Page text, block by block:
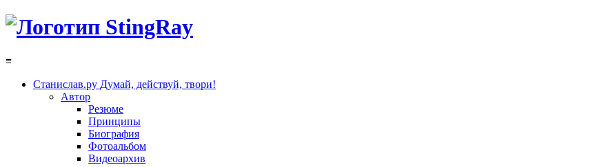
≡
Станислав.ру Думай, действуй, твори!
Автор
Резюме
Принципы
Биография
Фотоальбом
Видеоархив